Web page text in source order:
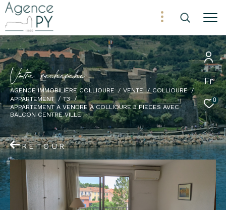
Fr
0
Votre recherche
AGENCE IMMOBILIÈRE COLLIOURE VENTE
COLLIOURE
APPARTEMENT
T3
APPARTEMENT A VENDRE A COLLIOURE 3 PIECES AVEC
BALCON CENTRE VILLE
RETOUR